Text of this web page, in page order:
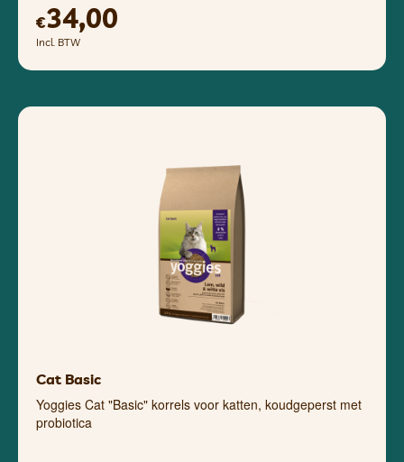
€34,00
Incl. BTW
Cat Basic
Yoggies Cat "Basic" korrels voor katten, koudgeperst met
probiotica